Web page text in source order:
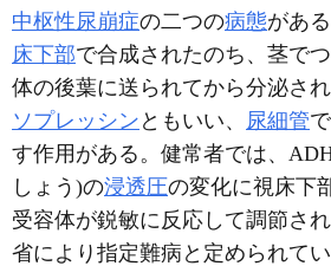
中枢性尿崩症の二つの病態があ
床下部で合成されたのち、茎で
体の後葉に送られてから分泌さ
ソプレッシン ともいい、 尿細管
す作用がある。健常者では、ADH
しょう)の浸透圧の変化に視床下
受容体が鋭敏に反応して調節さ
省により指定難病と定められて